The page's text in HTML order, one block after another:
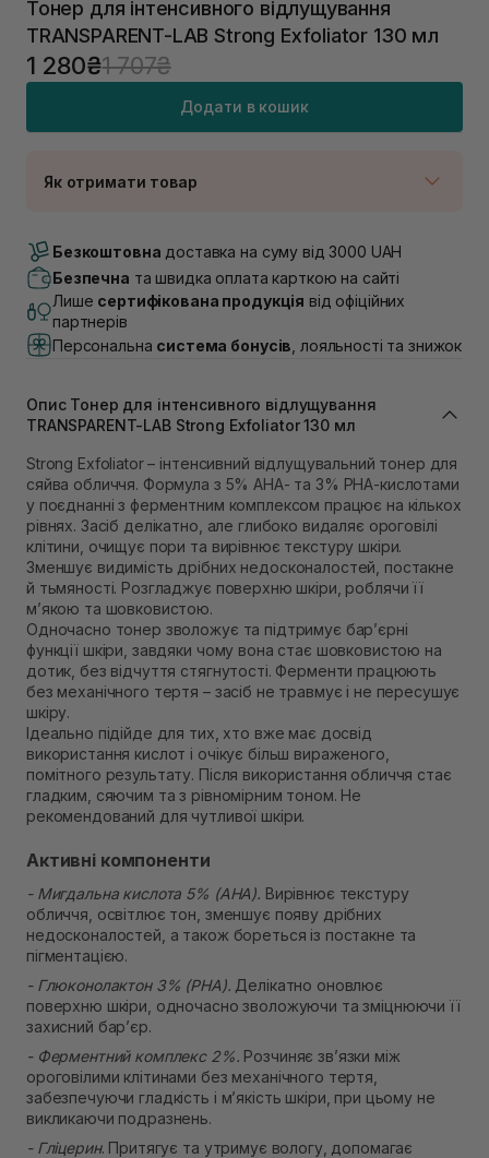
Тонер для інтенсивного відлущування
TRANSPARENT-LAB Strong Exfoliator 130 мл
1 280₴1 707₴
Додати в кошик
Як отримати товар
В наявності
Самовивіз м. Луцьк, вул. Винниченка 4
В наявності
Самовивіз м. Львів, вул. Академіка Підстригача, 1В
(Duck’s Lake)
Немає в наявності!
В наявності
Самовивіз м. Львів, вул. Степана Бандери 45
Самовивіз м. Рівне, вул. 16-го Липня, 15
В наявності
Самовивіз м. Рівне, вул. Кулика і Гудачека 23 (ТЦ
Екватор)
Немає в наявності!
Безкоштовна доставка на суму від 3000 UAH
Безпечна та швидка оплата карткою на сайті
Лише сертифікована продукція від офіційних
партнерів
Персональна система бонусів , лояльності та знижок
Опис Тонер для інтенсивного відлущування
TRANSPARENT-LAB Strong Exfoliator 130 мл
Strong Exfoliator – інтенсивний відлущувальний тонер для
сяйва обличчя. Формула з 5% AHA- та 3% PHA-кислотами
у поєднанні з ферментним комплексом працює на кількох
рівнях. Засіб делікатно, але глибоко видаляє ороговілі
клітини, очищує пори та вирівнює текстуру шкіри.
Зменшує видимість дрібних недосконалостей, постакне
й тьмяності. Розгладжує поверхню шкіри, роблячи її
м’якою та шовковистою.
Одночасно тонер зволожує та підтримує бар’єрні
функції шкіри, завдяки чому вона стає шовковистою на
дотик, без відчуття стягнутості. Ферменти працюють
без механічного тертя – засіб не травмує і не пересушує
шкіру.
Ідеально підійде для тих, хто вже має досвід
використання кислот і очікує більш вираженого,
помітного результату. Після використання обличчя стає
гладким, сяючим та з рівномірним тоном. Не
рекомендований для чутливої шкіри.
Активні компоненти
- Мигдальна кислота 5% (AHA). Вирівнює текстуру
обличчя, освітлює тон, зменшує появу дрібних
недосконалостей, а також бореться із постакне та
пігментацією.
- Глюконолактон 3% (PHA). Делікатно оновлює
поверхню шкіри, одночасно зволожуючи та зміцнюючи її
захисний бар’єр.
- Ферментний комплекс 2%. Розчиняє зв’язки між
ороговілими клітинами без механічного тертя,
забезпечуючи гладкість і м’якість шкіри, при цьому не
викликаючи подразнень.
- Гліцерин. Притягує та утримує вологу, допомагає